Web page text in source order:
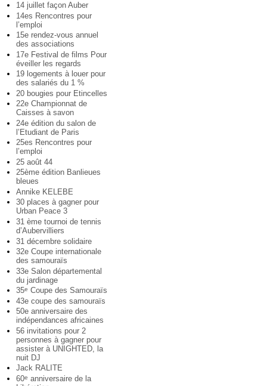
14 juillet façon Auber
14es Rencontres pour
l’emploi
15e rendez-vous annuel
des associations
17e Festival de films Pour
éveiller les regards
19 logements à louer pour
des salariés du 1 %
20 bougies pour Etincelles
22e Championnat de
Caisses à savon
24e édition du salon de
l’Etudiant de Paris
25es Rencontres pour
l’emploi
25 août 44
25ème édition Banlieues
bleues
Annike KELEBE
30 places à gagner pour
Urban Peace 3
31 ème tournoi de tennis
d’Aubervilliers
31 décembre solidaire
32e Coupe internationale
des samouraïs
33e Salon départemental
du jardinage
35e Coupe des Samouraïs
43e coupe des samouraïs
50e anniversaire des
indépendances africaines
56 invitations pour 2
personnes à gagner pour
assister à UNIGHTED, la
nuit DJ
Jack RALITE
60e anniversaire de la